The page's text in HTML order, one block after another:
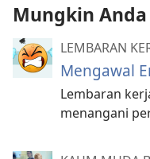
Mungkin Anda
LEMBARAN
Mengawal
Lembaran
menangani